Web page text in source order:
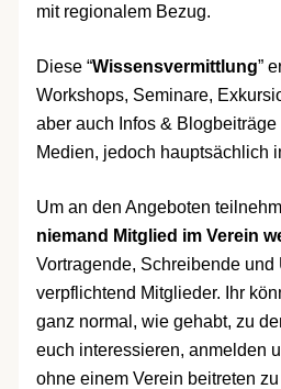
mit regionalem Bezug.
Diese “Wissensvermittlung”
Workshops, Seminare,
aber auch Infos &
Medien, jedoch hauptsächlich
Um an den Angeboten
niemand Mitglied im Verein
Vortragende, Schreibende und
verpflichtend Mitglieder. Ihr
ganz normal, wie gehabt, zu
euch interessieren, anmelden
ohne einem Verein beitreten